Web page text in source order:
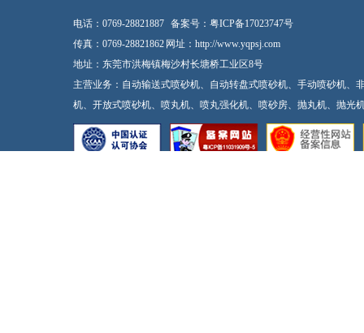
电话：0769-28821887 备案号： 粤ICP备17023747号
传真：0769-28821862 网址：http://www.yqpsj.com
地址：东莞市洪梅镇梅沙村长塘桥工业区8号
主营业务：自动输送式喷砂机、自动转盘式喷砂机、手动喷砂机
机、开放式喷砂机、喷丸机、喷丸强化机、喷砂房、抛丸机、抛光